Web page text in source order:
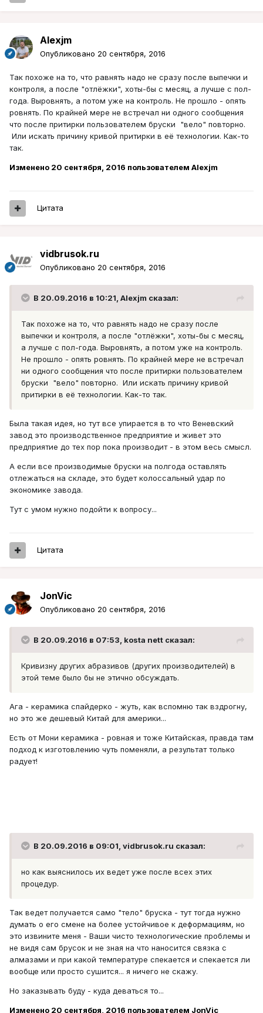
Alexjm
Опубликовано 20 сентября, 2016
Так похоже на то, что равнять надо не сразу после выпечки и
контроля, а после "отлёжки", хоты-бы с месяц, а лучше с пол-
года. Выровнять, а потом уже на контроль. Не прошло - опять
ровнять. По крайней мере не встречал ни одного сообщения
что после притирки пользователем бруски "вело" повторно.
Или искать причину кривой притирки в её технологии. Как-то
так.
Изменено 20 сентября, 2016 пользователем Alexjm
Цитата
vidbrusok.ru
Опубликовано 20 сентября, 2016
В 20.09.2016 в 10:21, Alexjm сказал:
Так похоже на то, что равнять надо не сразу после
выпечки и контроля, а после "отлёжки", хоты-бы с месяц,
а лучше с пол-года. Выровнять, а потом уже на контроль.
Не прошло - опять ровнять. По крайней мере не встречал
ни одного сообщения что после притирки пользователем
бруски "вело" повторно. Или искать причину кривой
притирки в её технологии. Как-то так.
Была такая идея, но тут все упирается в то что Веневский
завод это производственное предприятие и живет это
предприятие до тех пор пока производит - в этом весь смысл.
А если все производимые бруски на полгода оставлять
отлежаться на складе, это будет колоссальный удар по
экономике завода.
Тут с умом нужно подойти к вопросу...
Цитата
JonVic
Опубликовано 20 сентября, 2016
В 20.09.2016 в 07:53, kosta nett сказал:
Кривизну других абразивов (других производителей) в
этой теме было бы не этично обсуждать.
Ага - керамика спайдерко - жуть, как вспомню так вздрогну,
но это же дешевый Китай для америки...
Есть от Мони керамика - ровная и тоже Китайская, правда там
подход к изготовлению чуть поменяли, а результат только
радует!
В 20.09.2016 в 09:01, vidbrusok.ru сказал:
но как выяснилось их ведет уже после всех этих
процедур.
Так ведет получается само "тело" бруска - тут тогда нужно
думать о его смене на более устойчивое к деформациям, но
это извините меня - Ваши чисто технологические проблемы и
не видя сам брусок и не зная на что наносится связка с
алмазами и при какой температуре спекается и спекается ли
вообще или просто сушится... я ничего не скажу.
Но заказывать буду - куда деваться то...
Изменено 20 сентября, 2016 пользователем JonVic